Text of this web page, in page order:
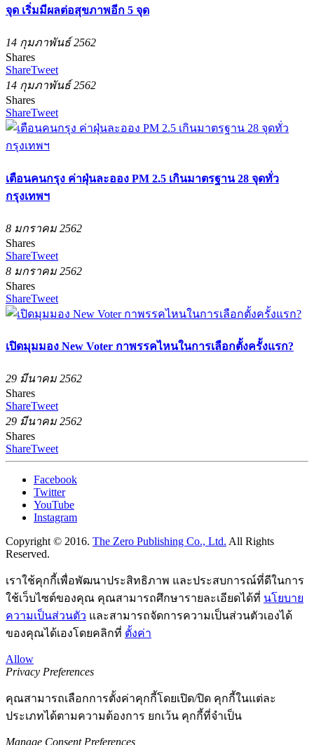
จุด เริ่มมีผลต่อสุขภาพอีก 5 จุด
14 กุมภาพันธ์ 2562
Shares
ShareTweet
14 กุมภาพันธ์ 2562
Shares
ShareTweet
เตือนคนกรุง ค่าฝุ่นละออง PM 2.5 เกินมาตรฐาน 28 จุดทั่ว
กรุงเทพฯ
8 มกราคม 2562
Shares
ShareTweet
8 มกราคม 2562
Shares
ShareTweet
เปิดมุมมอง New Voter กาพรรคไหนในการเลือกตั้งครั้งแรก?
29 มีนาคม 2562
Shares
ShareTweet
29 มีนาคม 2562
Shares
ShareTweet
Facebook
Twitter
YouTube
Instagram
Copyright © 2016. The Zero Publishing Co., Ltd. All Rights
Reserved.
เราใช้คุกกี้เพื่อพัฒนาประสิทธิภาพ และประสบการณ์ที่ดีในการ
ใช้เว็บไซต์ของคุณ คุณสามารถศึกษารายละเอียดได้ที่ นโยบาย
ความเป็นส่วนตัว และสามารถจัดการความเป็นส่วนตัวเองได้
ของคุณได้เองโดยคลิกที่ ตั้งค่า
Allow
Privacy Preferences
คุณสามารถเลือกการตั้งค่าคุกกี้โดยเปิด/ปิด คุกกี้ในแต่ละ
ประเภทได้ตามความต้องการ ยกเว้น คุกกี้ที่จำเป็น
Manage Consent Preferences